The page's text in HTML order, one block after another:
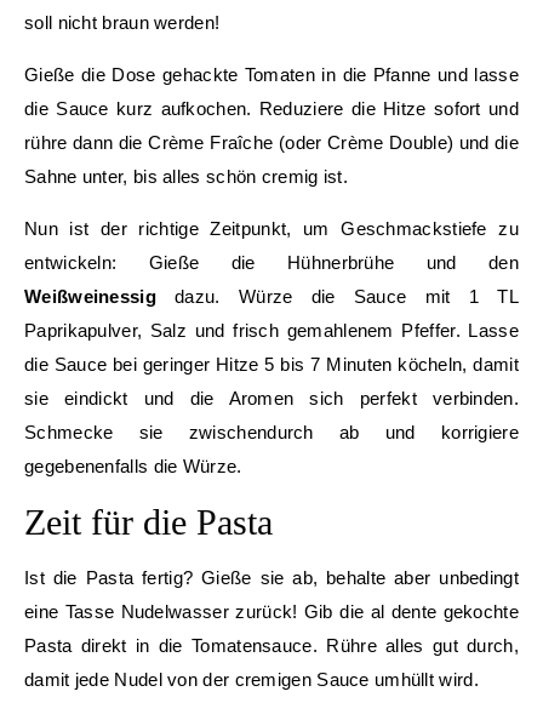
soll nicht braun werden!
Gieße die Dose gehackte Tomaten in die Pfanne und lasse
die Sauce kurz aufkochen. Reduziere die Hitze sofort und
rühre dann die Crème Fraîche (oder Crème Double) und die
Sahne unter, bis alles schön cremig ist.
Nun ist der richtige Zeitpunkt, um Geschmackstiefe zu
entwickeln: Gieße die Hühnerbrühe und den
Weißweinessigdazu. Würze die Sauce mit 1 TL
Paprikapulver, Salz und frisch gemahlenem Pfeffer. Lasse
die Sauce bei geringer Hitze 5 bis 7 Minuten köcheln, damit
sie eindickt und die Aromen sich perfekt verbinden.
Schmecke sie zwischendurch ab und korrigiere
gegebenenfalls die Würze.
Zeit für die Pasta
Ist die Pasta fertig? Gieße sie ab, behalte aber unbedingt
eine Tasse Nudelwasser zurück! Gib die al dente gekochte
Pasta direkt in die Tomatensauce. Rühre alles gut durch,
damit jede Nudel von der cremigen Sauce umhüllt wird.